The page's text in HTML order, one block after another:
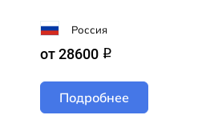
Россия
от 28600 q
Подробнее